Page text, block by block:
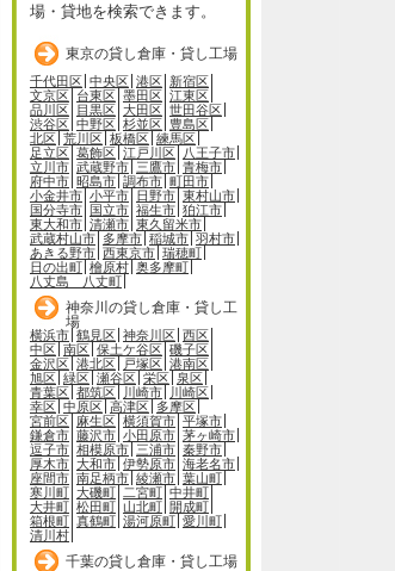
場・貸地を検索できます。
東京の貸し倉庫・貸し工場
千代田区 中央区 港区 新宿区
文京区 台東区 墨田区 江東区
品川区 目黒区 大田区 世田谷区
渋谷区 中野区 杉並区 豊島区
北区 荒川区 板橋区 練馬区
足立区 葛飾区 江戸川区
八王子市
立川市 武蔵野市 三鷹市 青梅市
府中市 昭島市 調布市 町田市
小金井市 小平市 日野市 東村山市
国分寺市
国立市 福生市 狛江市
東大和市 清瀬市 東久留米市
武蔵村山市 多摩市 稲城市 羽村市
あきる野市 西東京市 瑞穂町
日の出町 檜原村 奥多摩町
八丈島 八丈町
神奈川の貸し倉庫・貸し工
場
横浜市 鶴見区 神奈川区 西区
中区 南区 保土ケ谷区 磯子区
金沢区 港北区 戸塚区 港南区
旭区 緑区 瀬谷区 栄区 泉区
青葉区 都筑区 川崎市
川崎区
幸区 中原区 高津区 多摩区
宮前区 麻生区 横須賀市 平塚市
鎌倉市 藤沢市 小田原市 茅ヶ崎市
逗子市 相模原市 三浦市 秦野市
厚木市 大和市 伊勢原市 海老名市
座間市 南足柄市 綾瀬市 葉山町
寒川町 大磯町 二宮町 中井町
大井町 松田町 山北町 開成町
箱根町 真鶴町 湯河原町 愛川町
清川村
千葉の貸し倉庫・貸し工場